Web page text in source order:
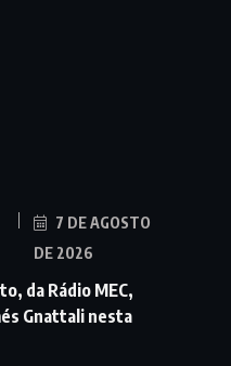
7 DE AGOSTO
DE 2026
da Rádio MEC,
Gnattali nesta